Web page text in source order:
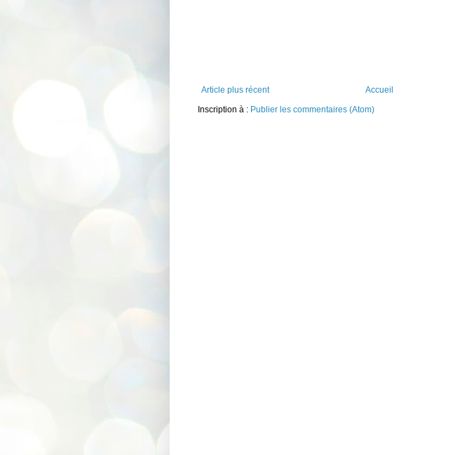
Article plus récent
Accueil
Inscription à : Publier les commentaires (Atom)